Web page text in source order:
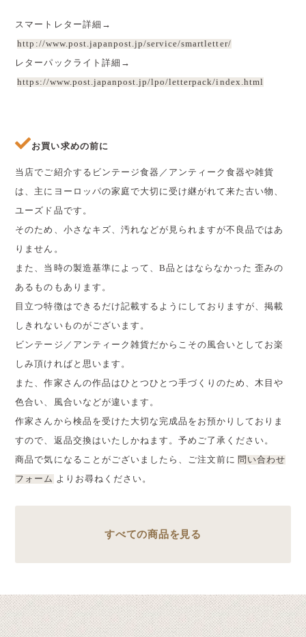
スマートレター詳細→
http://www.post.japanpost.jp/service/smartletter/
レターパックライト詳細→
https://www.post.japanpost.jp/lpo/letterpack/index.html
お買い求めの前に
当店でご紹介するビンテージ食器／アンティーク食器や雑貨
は、主にヨーロッパの家庭で大切に受け継がれて来た古い物、
ユーズド品です。
そのため、小さなキズ、汚れなどが見られますが不良品ではあ
りません。
また、当時の製造基準によって、B品とはならなかった 歪みの
あるものもあります。
目立つ特徴はできるだけ記載するようにしておりますが、掲載
しきれないものがございます。
ビンテージ／アンティーク雑貨だからこその風合いとしてお楽
しみ頂ければと思います。
また、作家さんの作品はひとつひとつ手づくりのため、木目や
色合い、風合いなどが違います。
作家さんから検品を受けた大切な完成品をお預かりしておりま
すので、返品交換はいたしかねます。予めご了承ください。
商品で気になることがございましたら、ご注文前に 問い合わせ
フォーム よりお尋ねください。
すべての商品を見る